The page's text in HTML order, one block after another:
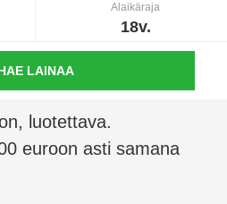
Alaikäraja
18v.
LAINAA
luotettava.
euroon asti samana